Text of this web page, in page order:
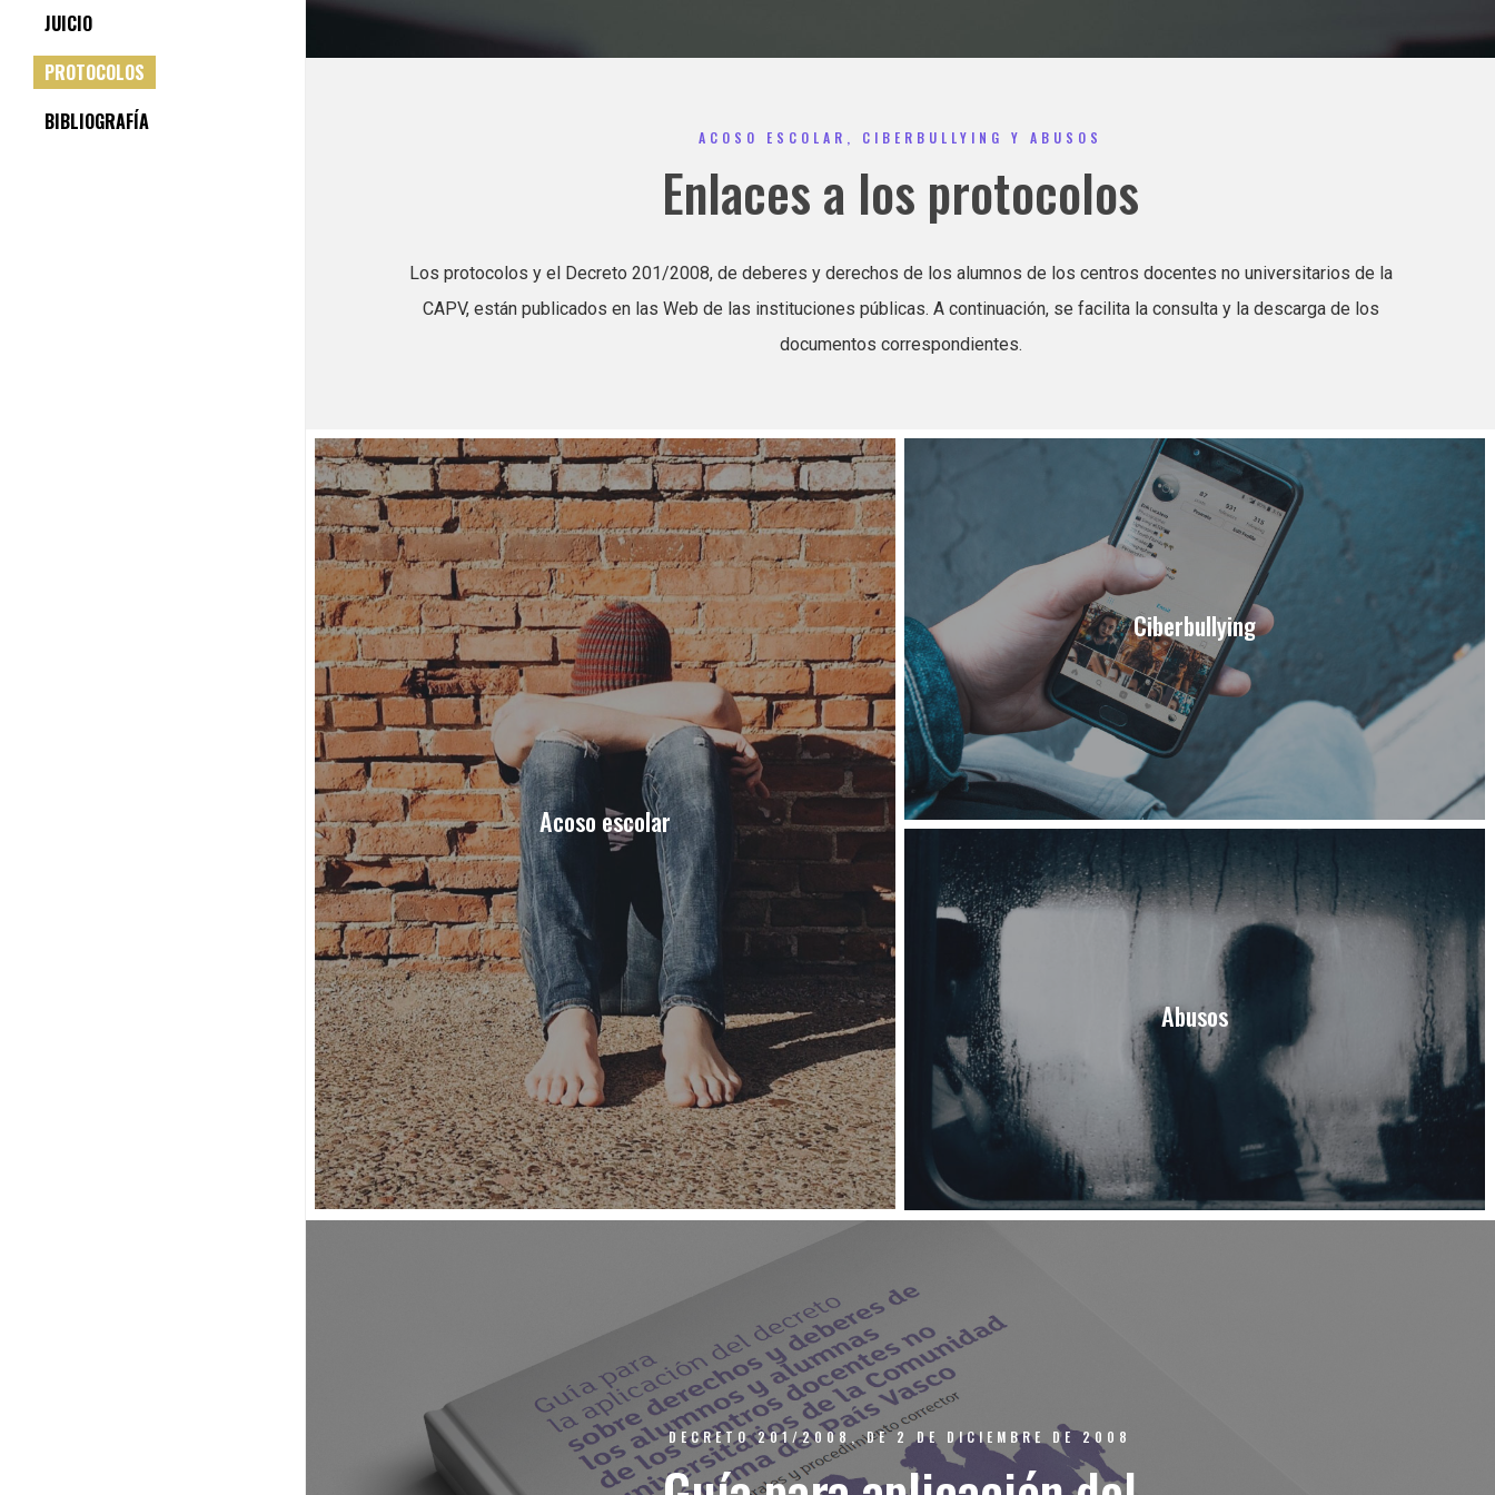
JUICIO
PROTOCOLOS
BIBLIOGRAFÍA
ACOSO ESCOLAR, CIBERBULLYING Y ABUSOS
Enlaces a los protocolos
Los protocolos y el Decreto 201/2008, de deberes y derechos de los alumnos de los centros docentes no universitarios de la
CAPV, están publicados en las Web de las instituciones públicas. A continuación, se facilita la consulta y la descarga de los
documentos correspondientes.
Acoso escolar
Ciberbullying
Abusos
DECRETO 201/2008, DE 2 DE DICIEMBRE DE 2008